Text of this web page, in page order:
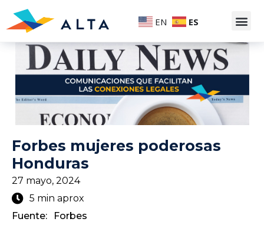
EN ES
Forbes mujeres poderosas
Honduras
27 mayo, 2024
5 min aprox
Fuente:
Forbes